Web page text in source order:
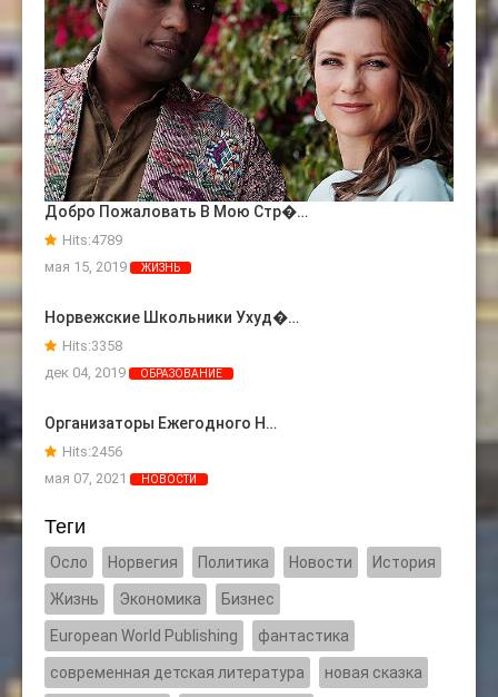
Добро Пожаловать В Мою Стр�…
Hits:4789
мая 15, 2019
ЖИЗНЬ
Норвежские Школьники Ухуд�…
Hits:3358
дек 04, 2019
ОБРАЗОВАНИЕ
Организаторы Ежегодного Н…
Hits:2456
мая 07, 2021
НОВОСТИ
Теги
Осло Норвегия Политика Новости История
Жизнь Экономика Бизнес
European World Publishing фантастика
современная детская литература новая сказка